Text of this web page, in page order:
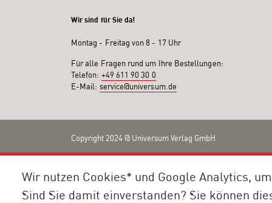
Wir nutzen Cookies* und Google Analytics,
Sind Sie damit einverstanden? Sie können
Wir sind für Sie da!
Montag - Freitag von 8 - 17 Uhr
Für alle Fragen rund um Ihre Bestellungen:
Telefon: +49 611 90 30 0
E-Mail: service@universum.de
Copyright 2024 @ Universum Verlag GmbH